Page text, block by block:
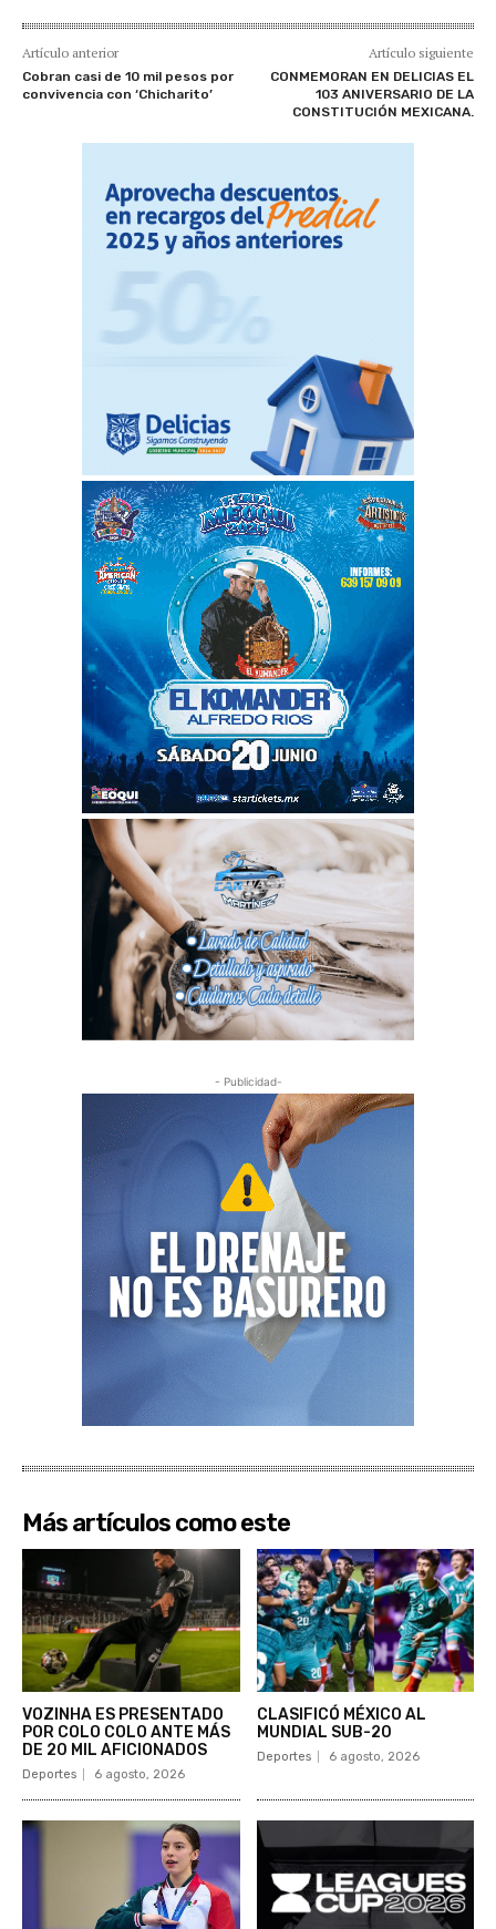
Artículo anterior
Cobran casi de 10 mil pesos por
convivencia con ‘Chicharito’
Artículo siguiente
CONMEMORAN EN DELICIAS EL
103 ANIVERSARIO DE LA
CONSTITUCIÓN MEXICANA.
- Publicidad-
Más artículos como este
VOZINHA ES PRESENTADO
POR COLO COLO ANTE MÁS
DE 20 MIL AFICIONADOS
Deportes 6 agosto, 2026
CLASIFICÓ MÉXICO AL
MUNDIAL SUB-20
Deportes 6 agosto, 2026